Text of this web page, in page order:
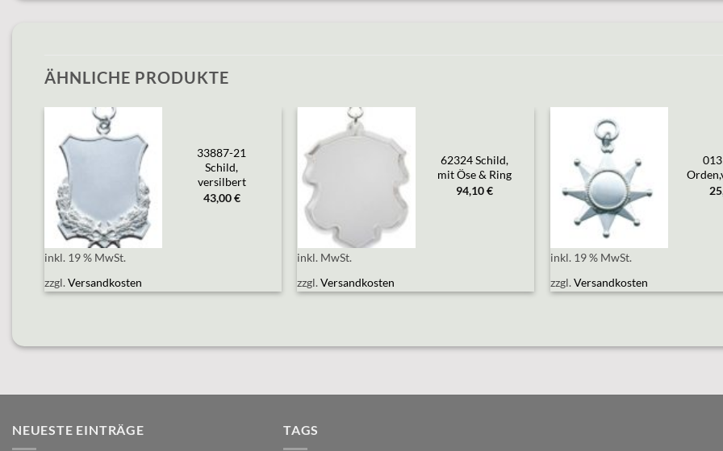
ÄHNLICHE PRODUKTE
Add to
wishlist
33887-21
Schild,
versilbert
43,00€
inkl. 19 % MwSt.
zzgl.Versandkosten
Add to
wishlist
62324 Schild,
mit Öse & Ring
94,10€
inkl. MwSt.
zzgl.Versandkosten
wishlist
inkl. 19 % MwSt.
zzgl.Versandkosten
NEUESTE EINTRÄGE TAGS